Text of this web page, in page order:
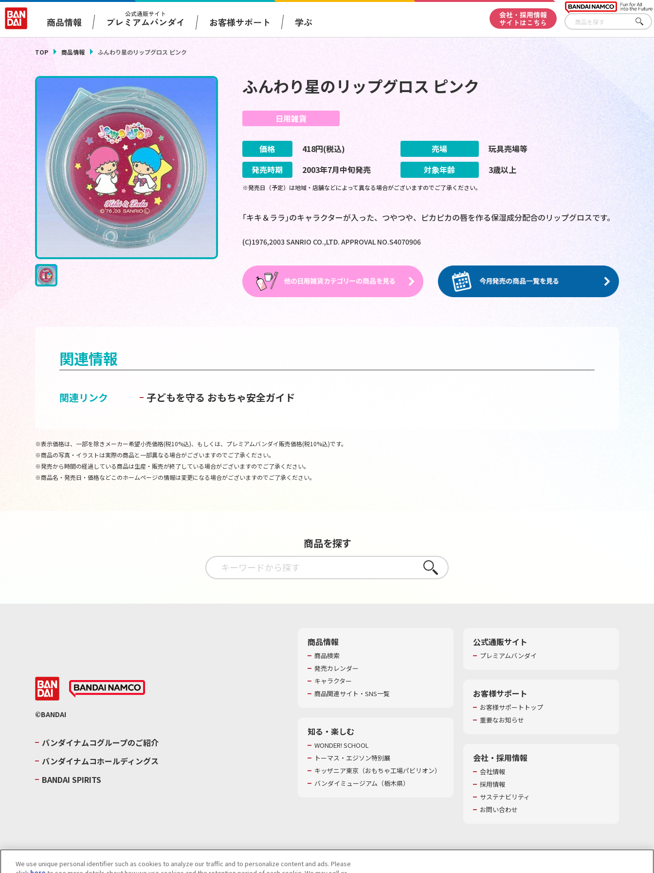
商品情報
公式通販サイト
プレミアムバンダイ お客様サポート 学ぶ
会社・採用情報
サイトはこちら
さが
す
TOP 商品情報 ふんわり星のリップグロス ピンク
ふんわり星のリップグロス ピンク
日用雑貨
価格 418円(税込) 売場
玩具売場等
発売時期
2003年7月中旬発売 対象年齢 3歳以上
※発売日（予定）は地域・店舗などによって異なる場合がございますのでご了承ください。
｢キキ＆ララ｣のキャラクターが入った、つやつや、ピカピカの唇を作る保湿成分配合のリップグロスです。
(C)1976,2003 SANRIO CO.,LTD. APPROVAL NO.S4070906
関連情報
関連リンク 子どもを守る おもちゃ安全ガイド
※表示価格は、一部を除きメーカー希望小売価格(税10%込)、もしくは、プレミアムバンダイ販売価格(税10%込)です。
※商品の写真・イラストは実際の商品と一部異なる場合がございますのでご了承ください。
※発売から時間の経過している商品は生産・販売が終了している場合がございますのでご了承ください。
※商品名・発売日・価格などこのホームページの情報は変更になる場合がございますのでご了承ください。
商品を探す
さがす
©BANDAI
バンダイナムコグループのご紹介
バンダイナムコホールディングス
BANDAI SPIRITS
商品情報
商品検索
発売カレンダー
キャラクター
商品関連サイト・SNS一覧
知る・楽しむ
WONDER! SCHOOL
トーマス・エジソン特別展
キッザニア東京（おもちゃ工場パビリオン）​
バンダイミュージアム（栃木県）
公式通販サイト
プレミアムバンダイ
お客様サポート
お客様サポートトップ
重要なお知らせ
会社・採用情報
会社情報
採用情報
サステナビリティ
お問い合わせ
We use unique personal identifier such as cookies to analyze our traffic and to personalize content and ads. Please